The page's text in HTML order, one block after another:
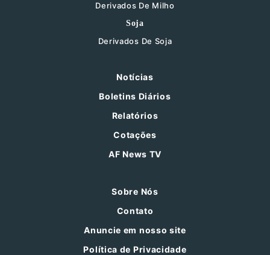
Derivados De Milho
Soja
Derivados De Soja
Notícias
Boletins Diários
Relatórios
Cotações
AF News TV
Sobre Nós
Contato
Anuncie em nosso site
Política de Privacidade